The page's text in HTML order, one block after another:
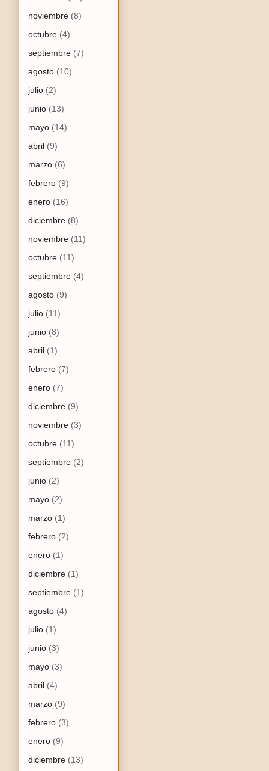
noviembre (8)
octubre (4)
septiembre (7)
agosto (10)
julio (2)
junio (13)
mayo (14)
abril (9)
marzo (6)
febrero (9)
enero (16)
diciembre (8)
noviembre (11)
octubre (11)
septiembre (4)
agosto (9)
julio (11)
junio (8)
abril (1)
febrero (7)
enero (7)
diciembre (9)
noviembre (3)
octubre (11)
septiembre (2)
junio (2)
mayo (2)
marzo (1)
febrero (2)
enero (1)
diciembre (1)
septiembre (1)
agosto (4)
julio (1)
junio (3)
mayo (3)
abril (4)
marzo (9)
febrero (3)
enero (9)
diciembre (13)